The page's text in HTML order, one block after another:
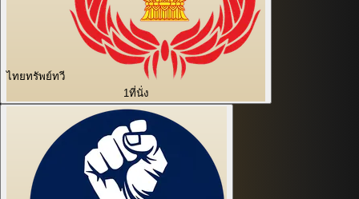
ไทยทรัพย์ทวี
1ที่นั่ง